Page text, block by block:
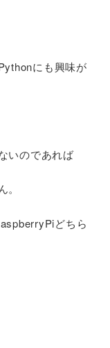
にも興味が
いのであれば
どちら